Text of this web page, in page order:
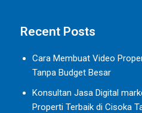
Recent Posts
Cara Membuat Video
Tanpa Budget Besar
Konsultan Jasa Digital
Properti Terbaik di Cisoka